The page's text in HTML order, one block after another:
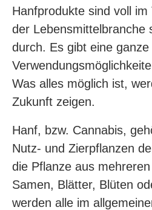
Hanfprodukte sind voll im
der Lebensmittelbranche
durch. Es gibt eine
Was alles möglich ist,
Zukunft zeigen.
Hanf, bzw. Cannabis,
Nutz- und Zierpflanzen
die Pflanze aus
Samen, Blätter, Blüten
werden alle im